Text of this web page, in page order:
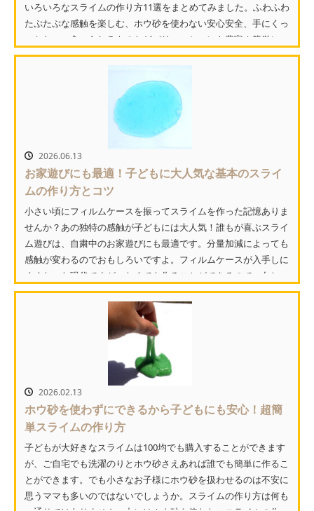
いろいろなスライムの作り方11選をまとめてみました。ふわふわ
たぷたぷな感触を楽しむ、ホウ砂を使わない安心安全、手にくっ
つかない、食べられるものなどバリエーションも豊富！簡単に...
2026.06.13
お家遊びにも最適！子どもに大人気な基本のスライ
ムの作り方とコツ
小さい頃にフィルムケースを振ってスライムを作った記憶ありま
せんか？あの独特の感触が子どもには大人気！誰もが喜ぶスライ
ム遊びは、自粛中のお家遊びにも最適です。分量加減によっても
感触が変わるのでおもしろいですよ。フィルムケースが入手しに
くくなった現代ですが、なくても作ることができるので、久し
ぶ...
2026.02.13
ホウ砂を使わずにできるから子どもにも安心！超簡
単スライムの作り方
子どもが大好きなスライムは100均でも購入することができます
が、ご自宅でも洗濯のりとホウ砂さえあれば誰でも簡単に作るこ
とができます。でも小さなお子様にホウ砂を扱わせるのは不安に
思うママも多いのではないでしょうか。スライムの作り方は何も